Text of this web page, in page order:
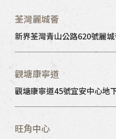
荃灣麗城薈
新界荃灣青山公路620號麗
觀塘康寧道
觀塘康寧道45號宜安中心地
旺角中心